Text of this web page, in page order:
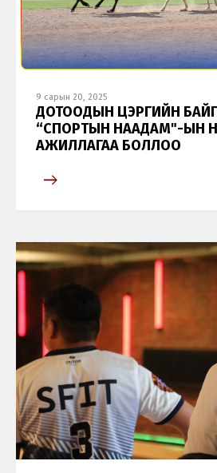
9 сарын 20, 2025
ДОТООДЫН ЦЭРГИЙН
“СПОРТЫН НААДАМ"-ЫН
АЖИЛЛАГАА БОЛЛОО